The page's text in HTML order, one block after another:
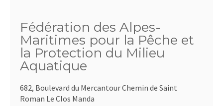
Fédération des Alpes-
Maritimes pour la Pêche et
la Protection du Milieu
Aquatique
682, Boulevard du Mercantour Chemin de Saint
Roman Le Clos Manda